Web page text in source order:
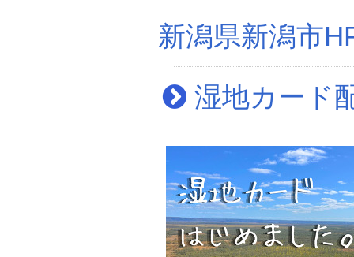
新潟県新潟市
湿地カード